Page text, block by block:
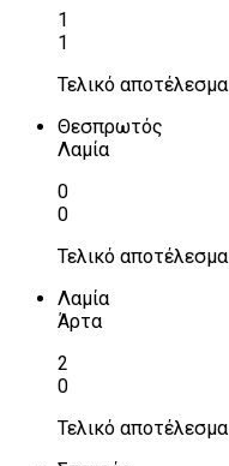
1
1
Τελικό αποτέλεσμα
Θεσπρωτός
Λαμία
0
0
Τελικό αποτέλεσμα
Λαμία
Άρτα
2
0
Τελικό αποτέλεσμα